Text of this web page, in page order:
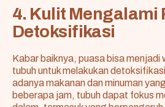
4. Kulit Mengalami
Detoksifikasi
Kabar baiknya, puasa bisa menjadi
tubuh untuk melakukan
adanya makanan dan minuman
beberapa jam, tubuh dapat fokus